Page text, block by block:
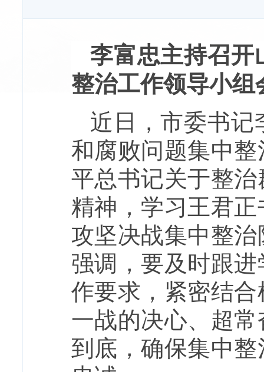
李富忠主持召开
整治工作领导小组
近日，市委书记
和腐败问题集中
平总书记关于整
精神，学习王君
攻坚决战集中整
强调，要及时跟
作要求，紧密结
一战的决心、超
到底，确保集中